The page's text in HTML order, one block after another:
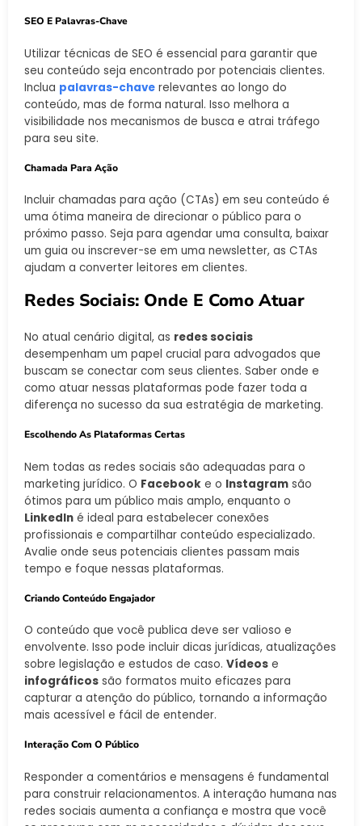
SEO E Palavras-Chave
Utilizar técnicas de SEO é essencial para garantir que
seu conteúdo seja encontrado por potenciais clientes.
Inclua palavras-chave relevantes ao longo do
conteúdo, mas de forma natural. Isso melhora a
visibilidade nos mecanismos de busca e atrai tráfego
para seu site.
Chamada Para Ação
Incluir chamadas para ação (CTAs) em seu conteúdo é
uma ótima maneira de direcionar o público para o
próximo passo. Seja para agendar uma consulta, baixar
um guia ou inscrever-se em uma newsletter, as CTAs
ajudam a converter leitores em clientes.
Redes Sociais: Onde E Como Atuar
No atual cenário digital, as redes sociais
desempenham um papel crucial para advogados que
buscam se conectar com seus clientes. Saber onde e
como atuar nessas plataformas pode fazer toda a
diferença no sucesso da sua estratégia de marketing.
Escolhendo As Plataformas Certas
Nem todas as redes sociais são adequadas para o
marketing jurídico. O Facebook e o Instagram são
ótimos para um público mais amplo, enquanto o
LinkedIn é ideal para estabelecer conexões
profissionais e compartilhar conteúdo especializado.
Avalie onde seus potenciais clientes passam mais
tempo e foque nessas plataformas.
Criando Conteúdo Engajador
O conteúdo que você publica deve ser valioso e
envolvente. Isso pode incluir dicas jurídicas, atualizações
sobre legislação e estudos de caso. Vídeos e
infográficos são formatos muito eficazes para
capturar a atenção do público, tornando a informação
mais acessível e fácil de entender.
Interação Com O Público
Responder a comentários e mensagens é fundamental
para construir relacionamentos. A interação humana nas
redes sociais aumenta a confiança e mostra que você